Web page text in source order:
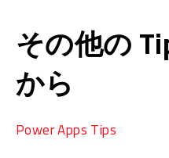
その他の
から
Power Apps Tips